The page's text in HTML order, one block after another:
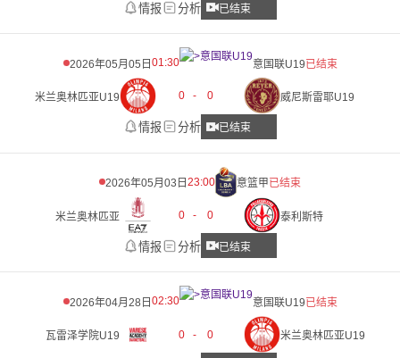
情报 分析 已结束
2026年05月05日 01:30 意国联U19已结束
米兰奥林匹亚U19 0 - 0 威尼斯雷耶U19
情报 分析 已结束
2026年05月03日 23:00 意篮甲已结束
米兰奥林匹亚 0 - 0 泰利斯特
情报 分析 已结束
2026年04月28日 02:30 意国联U19已结束
瓦雷泽学院U19 0 - 0 米兰奥林匹亚U19